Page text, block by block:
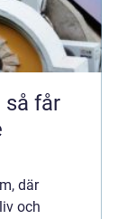
där
och